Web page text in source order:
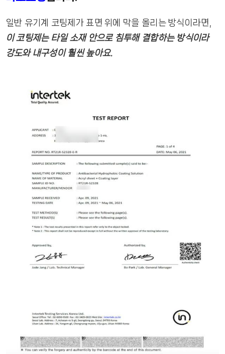
일반 유기계 코팅제가 표면 위에 막을 올리는 방식이라면,
이 코팅제는 타일 소재 안으로 침투해 결합하는 방식이라
강도와 내구성이 훨씬 높아요.